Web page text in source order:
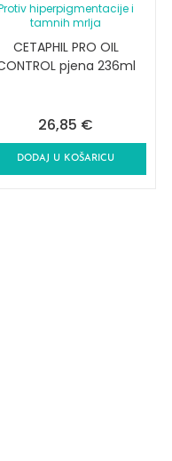
hiperpigmentacije i
tamnih mrlja
CETAPHIL PRO OIL
pjena 236ml
26,85 €
DODAJ U KOŠARICU